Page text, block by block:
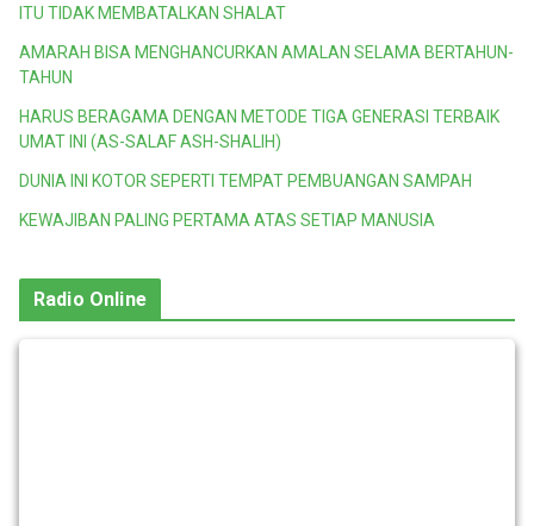
ITU TIDAK MEMBATALKAN SHALAT
AMARAH BISA MENGHANCURKAN AMALAN SELAMA BERTAHUN-
TAHUN
HARUS BERAGAMA DENGAN METODE TIGA GENERASI TERBAIK
UMAT INI (AS-SALAF ASH-SHALIH)
DUNIA INI KOTOR SEPERTI TEMPAT PEMBUANGAN SAMPAH
KEWAJIBAN PALING PERTAMA ATAS SETIAP MANUSIA
Radio Online